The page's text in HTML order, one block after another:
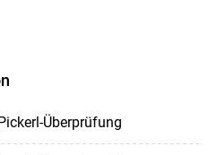
Überprüfung